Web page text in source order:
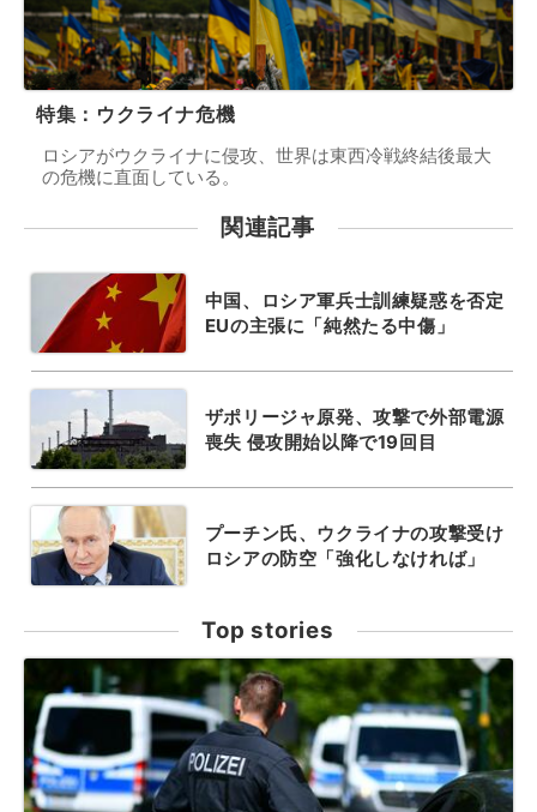
特集：ウクライナ危機
ロシアがウクライナに侵攻、世界は東西冷戦終結後最大
の危機に直面している。
関連記事
中国、ロシア軍兵士訓練疑惑を否定
EUの主張に「純然たる中傷」
ザポリージャ原発、攻撃で外部電源
喪失 侵攻開始以降で19回目
プーチン氏、ウクライナの攻撃受け
ロシアの防空「強化しなければ」
Top stories